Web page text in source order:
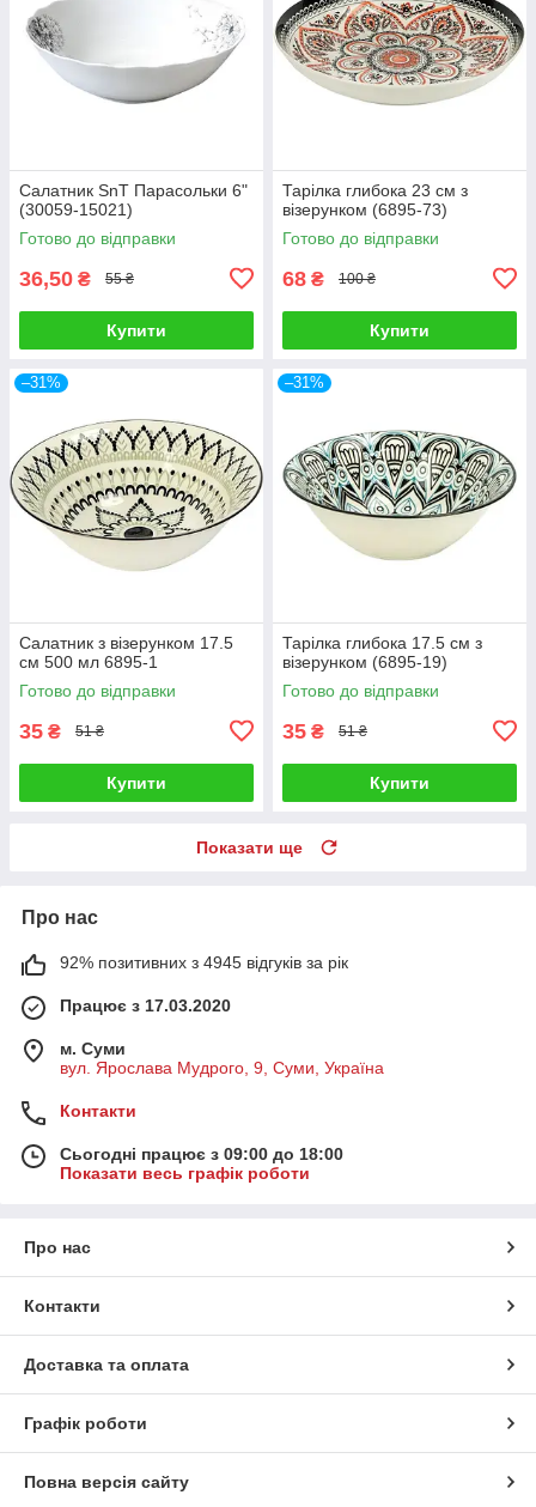
Салатник SnT Парасольки 6"
(30059-15021)
Готово до відправки
36,50 ₴ 55 ₴
Купити
Тарілка глибока 23 см з
візерунком (6895-73)
Готово до відправки
68 ₴ 100 ₴
Купити
–31%
Салатник з візерунком 17.5
см 500 мл 6895-1
Готово до відправки
35 ₴ 51 ₴
Купити
–31%
Тарілка глибока 17.5 см з
візерунком (6895-19)
Готово до відправки
35 ₴ 51 ₴
Купити
Показати ще
Про нас
92% позитивних з 4945 відгуків за рік
Працює з 17.03.2020
м. Суми
вул. Ярослава Мудрого, 9, Суми, Україна
Контакти
Сьогодні працює з 09:00 до 18:00
Показати весь графік роботи
Про нас
Контакти
Доставка та оплата
Графік роботи
Повна версія сайту